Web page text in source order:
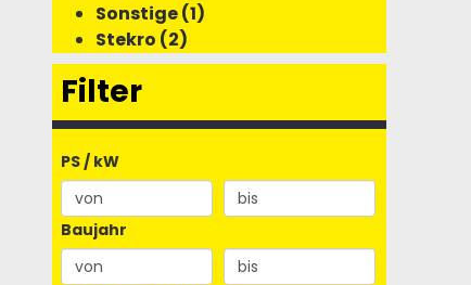
Sonstige (1)
Stekro (2)
Filter
PS / kW
Baujahr